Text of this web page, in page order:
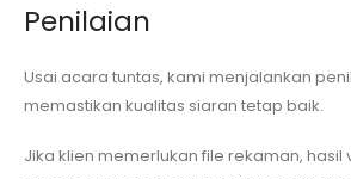
Penilaian
Usai acara tuntas, kami menjalankan
memastikan kualitas siaran tetap baik.
Jika klien memerlukan file rekaman,